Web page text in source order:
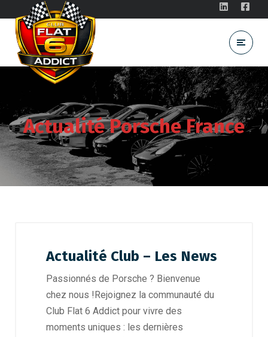
Actualité Porsche France
Actualité Club – Les News
Passionnés de Porsche ? Bienvenue
chez nous !Rejoignez la communauté du
Club Flat 6 Addict pour vivre des
moments uniques : les dernières